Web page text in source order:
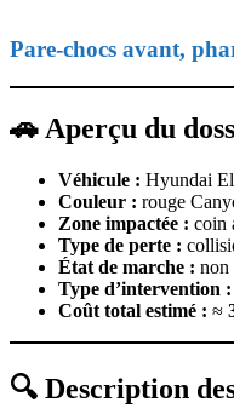
Pare-chocs avant,
🚗 Aperçu du
Véhicule : Hyundai
Couleur : rouge
Zone impactée : coin
Type de perte :
État de marche : non
Type d’intervention :
Coût total estimé : ≈
🔍 Description